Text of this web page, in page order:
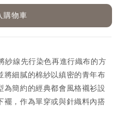
購物車
紗線先行染色再進行織布的方
將細膩的棉紗以縝密的青年布
為簡約的經典都會風格襯衫設
襬，作為單穿或與針織料內搭